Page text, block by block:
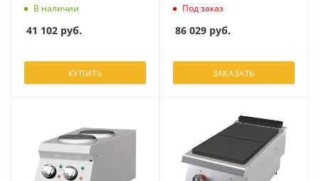
В наличии
41 102 руб.
КУПИТЬ
Под заказ
86 029 руб.
ЗАКАЗАТЬ